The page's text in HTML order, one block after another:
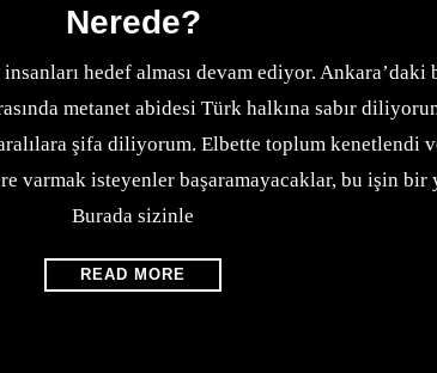
Nerede?
hedef alması devam ediyor. Ankara’daki
metanet abidesi Türk halkına sabır
şifa diliyorum. Elbette toplum kenetlendi
varmak isteyenler başaramayacaklar, bu işin bir
Burada sizinle
READ MORE